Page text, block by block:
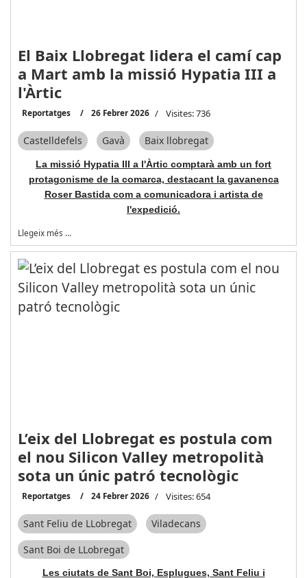
El Baix Llobregat lidera el camí cap
a Mart amb la missió Hypatia III a
l'Àrtic
Reportatges 26 Febrer 2026 Visites: 736
Castelldefels Gavà Baix llobregat
La missió Hypatia III a l'Àrtic comptarà amb un fort
protagonisme de la comarca, destacant la gavanenca
Roser Bastida com a comunicadora i artista de
l'expedició.
Llegeix més …
L’eix del Llobregat es postula com
el nou Silicon Valley metropolità
sota un únic patró tecnològic
Reportatges 24 Febrer 2026 Visites: 654
Sant Feliu de LLobregat
Viladecans
Sant Boi de LLobregat
Les ciutats de Sant Boi, Esplugues, Sant Feliu i